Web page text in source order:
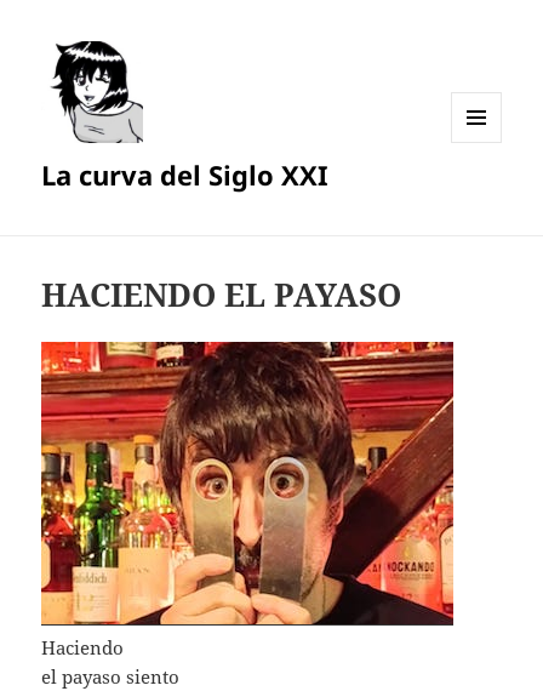
La curva del Siglo XXI
HACIENDO EL PAYASO
Haciendo
el payaso siento